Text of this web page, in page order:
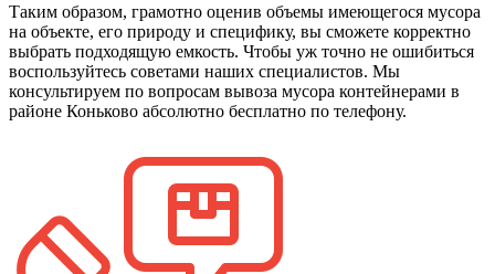
Таким образом, грамотно оценив объемы имеющегося мусора
на объекте, его природу и специфику, вы сможете корректно
выбрать подходящую емкость. Чтобы уж точно не ошибиться
воспользуйтесь советами наших специалистов. Мы
консультируем по вопросам вывоза мусора контейнерами в
районе Коньково абсолютно бесплатно по телефону.